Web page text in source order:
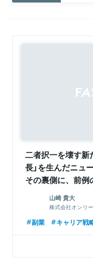
二者択一を壊す新
長」を生んだニュ
その裏側に、前
18個のクレドがあ
山崎 貴大
株式会社オンリ
副業 キャリア戦